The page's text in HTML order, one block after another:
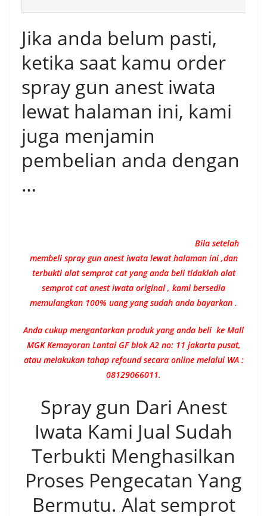
Jika anda belum pasti,
ketika saat kamu order
spray gun anest iwata
lewat halaman ini, kami
juga menjamin
pembelian anda dengan
…
Bila setelah
membeli spray gun anest iwata lewat halaman ini ,dan
terbukti alat semprot cat yang anda beli tidaklah alat
semprot cat anest iwata original , kami bersedia
memulangkan 100% uang yang sudah anda bayarkan .
Anda cukup mengantarkan produk yang anda beli ke Mall
MGK Kemayoran Lantai GF blok A2 no: 11 jakarta pusat,
atau melakukan tahap refound secara online melalui WA :
08129066011.
Spray gun Dari Anest
Iwata Kami Jual Sudah
Terbukti Menghasilkan
Proses Pengecatan Yang
Bermutu. Alat semprot